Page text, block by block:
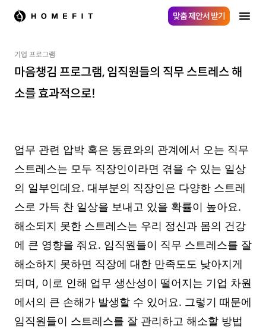
맞춤 제안서 받기
기업 프로그램
마음챙김 프로그램, 임직원들의 직무 스트레스 해
소를 효과적으로!
업무 관련 압박 혹은 동료와의 관계에서 오는 직무
스트레스는 모두 직장인이라면 겪을 수 있는 일상
의 일부인데요. 대부분의 직장인은 다양한 스트레
스로 가득 찬 일상을 보내고 있을 확률이 높아요.
해소되지 못한 스트레스는 우리 정신과 몸의 건강
에 큰 영향을 줘요. 임직원들이 직무 스트레스를 잘
해소하지 못하면 직장에 대한 만족도도 낮아지게
되며, 이로 인해 업무 생산성이 떨어지는 기업 차원
에서의 큰 손해가 발생할 수 있어요. 그렇기 때문에
임직원들이 스트레스를 잘 관리하고 해소할 방법